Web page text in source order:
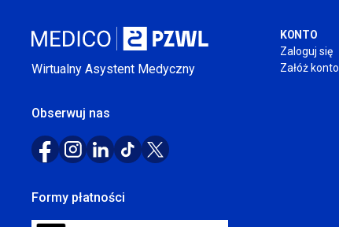
Wirtualny Asystent Medyczny
Obserwuj nas
Formy płatności
KONTO
Zaloguj się
Załóż konto